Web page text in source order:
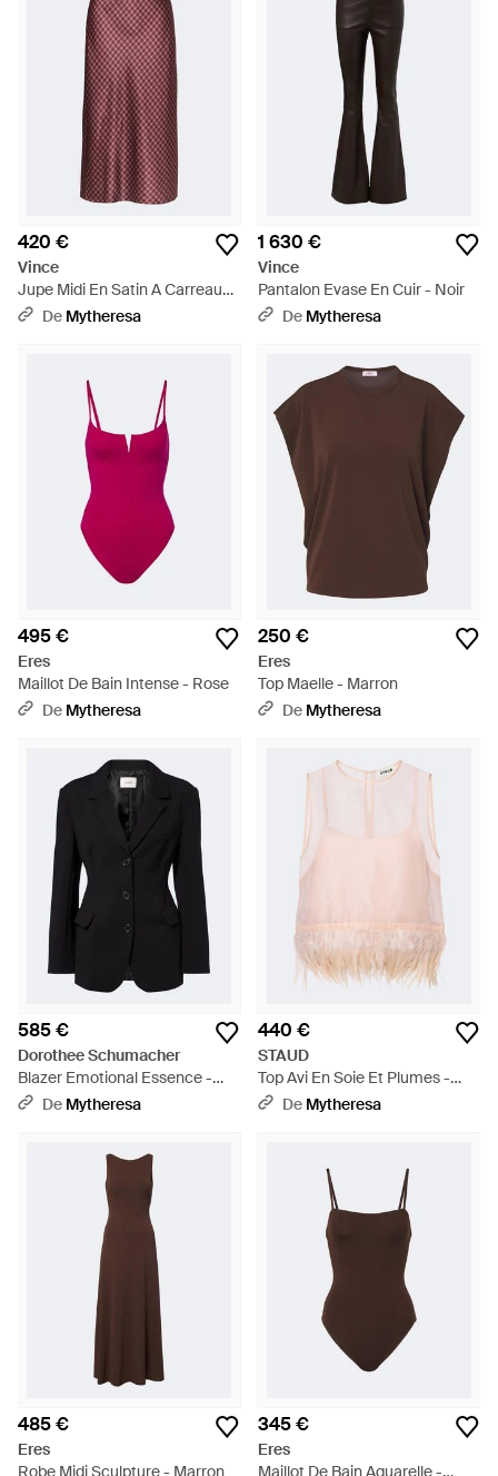
420 €
Vince
Jupe Midi En Satin A Carreaux -
Violet
De Mytheresa
1 630 €
Vince
Pantalon Evase En Cuir - Noir
De Mytheresa
495 €
Eres
Maillot De Bain Intense - Rose
De Mytheresa
250 €
Eres
Top Maelle - Marron
De Mytheresa
585 €
Dorothee Schumacher
Blazer Emotional Essence -
NoirDe Mytheresa
440 €
STAUD
Top Avi En Soie Et Plumes -
RoseDe Mytheresa
485 €
Eres
Robe Midi Sculpture - Marron
345 €
Eres
Maillot De Bain Aquarelle -